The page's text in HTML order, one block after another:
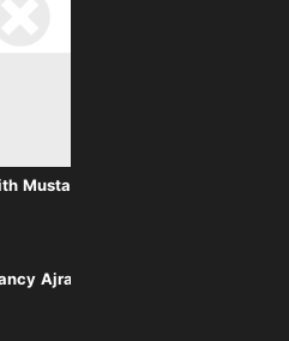
#ABtalks with Mustafa the Poet | Chapter 245 | مع مصطفى
Trailer | From Nancy Ajram to F1 | #ABtalks Journal | من نانسي